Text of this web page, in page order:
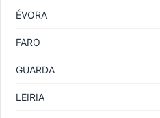
ÉVORA
FARO
GUARDA
LEIRIA